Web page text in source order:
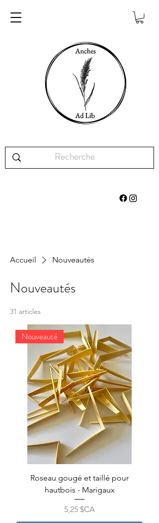
Accueil Nouveautés
Nouveautés
31 articles
Nouveauté
Roseau gougé et taillé pour
hautbois - Marigaux
Prix
5,25 $CA